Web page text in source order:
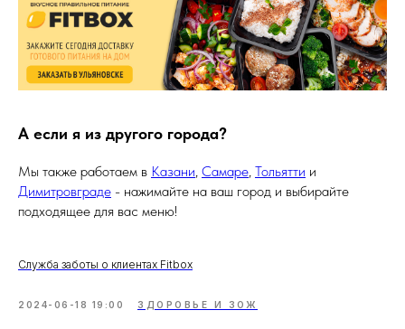
А если я из другого города?
Мы также работаем в Казани, Самаре, Тольятти и
Димитровграде - нажимайте на ваш город и выбирайте
подходящее для вас меню!
Служба заботы о клиентах Fitbox
2024-06-18 19:00 ЗДОРОВЬЕ И ЗОЖ
2016-2025 © ВСЕ ПРАВА ЗАЩИЩЕНЫ
О НАС
КОНТАКТЫ
ДОСТАВКА
ОПЛАТА
САЙТ СДЕЛАН ВHIGH LEVEL STUDIO
БЛОГ